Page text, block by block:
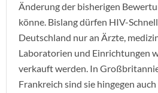
Änderung der bisherigen
könne. Bislang dürfen HIV-
Deutschland nur an Ärzte,
Laboratorien und Einrichtungen
verkauft werden. In
Frankreich sind sie hingegen